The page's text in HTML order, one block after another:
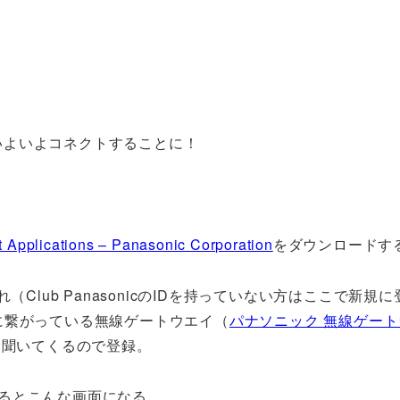
いよコネクトすることに！
Applications – Panasonic Corporationをダウンロードす
Club PanasonicのIDを持っていない方はここで新規に
がっている無線ゲートウエイ（パナソニック 無線ゲー
いてくるので登録。
こんな画面になる。